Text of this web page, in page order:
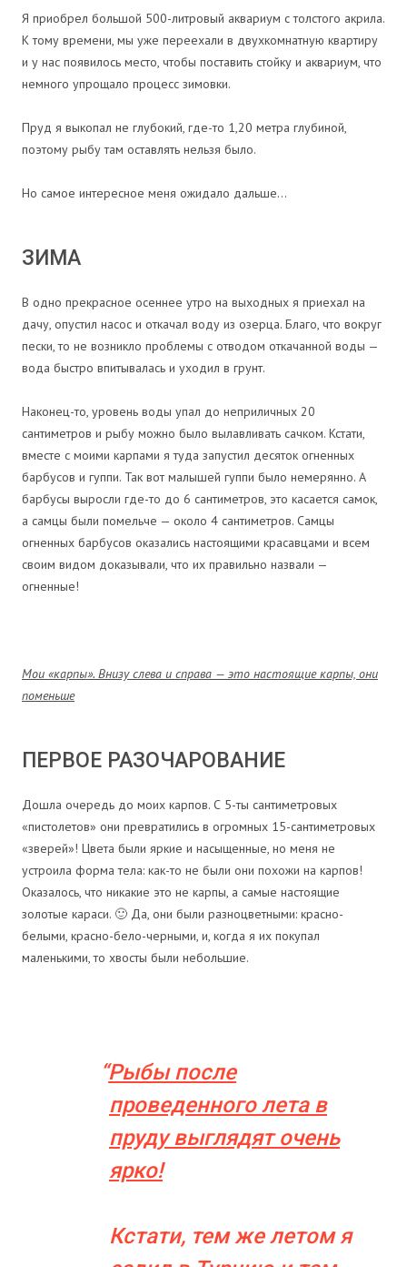
Я приобрел большой 500-литровый аквариум с толстого акрила.
К тому времени, мы уже переехали в двухкомнатную квартиру
и у нас появилось место, чтобы поставить стойку и аквариум, что
немного упрощало процесс зимовки.
Пруд я выкопал не глубокий, где-то 1,20 метра глубиной,
поэтому рыбу там оставлять нельзя было.
Но самое интересное меня ожидало дальше…
ЗИМА
В одно прекрасное осеннее утро на выходных я приехал на
дачу, опустил насос и откачал воду из озерца. Благо, что вокруг
пески, то не возникло проблемы с отводом откачанной воды —
вода быстро впитывалась и уходил в грунт.
Наконец-то, уровень воды упал до неприличных 20
сантиметров и рыбу можно было вылавливать сачком. Кстати,
вместе с моими карпами я туда запустил десяток огненных
барбусов и гуппи. Так вот малышей гуппи было немерянно. А
барбусы выросли где-то до 6 сантиметров, это касается самок,
а самцы были помельче — около 4 сантиметров. Самцы
огненных барбусов оказались настоящими красавцами и всем
своим видом доказывали, что их правильно назвали —
огненные!
Мои «карпы». Внизу слева и справа — это настоящие карпы, они
поменьше
ПЕРВОЕ РАЗОЧАРОВАНИЕ
Дошла очередь до моих карпов. С 5-ты сантиметровых
«пистолетов» они превратились в огромных 15-сантиметровых
«зверей»! Цвета были яркие и насыщенные, но меня не
устроила форма тела: как-то не были они похожи на карпов!
Оказалось, что никакие это не карпы, а самые настоящие
золотые караси. 🙂 Да, они были разноцветными: красно-
белыми, красно-бело-черными, и, когда я их покупал
маленькими, то хвосты были небольшие.
Рыбы после
проведенного лета в
пруду выглядят очень
ярко!
Кстати, тем же летом я